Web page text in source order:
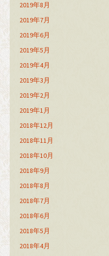
2019年8月
2019年7月
2019年6月
2019年5月
2019年4月
2019年3月
2019年2月
2019年1月
2018年12月
2018年11月
2018年10月
2018年9月
2018年8月
2018年7月
2018年6月
2018年5月
2018年4月